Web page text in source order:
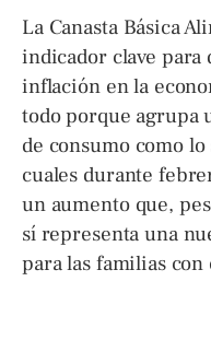
La Canasta Básica
indicador clave para
inflación en la
todo porque agrupa
de consumo como
cuales durante
un aumento que,
sí representa una
para las familias con